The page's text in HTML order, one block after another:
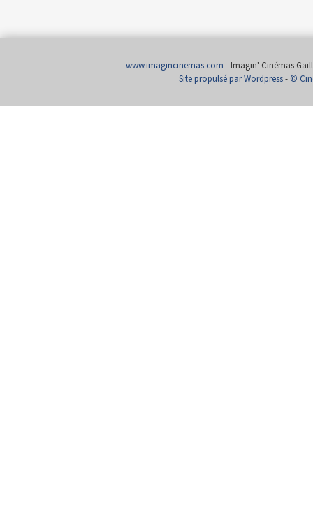
www.imagincinemas.com - Imagin' Cinémas
Site propulsé par Wordpress- ©